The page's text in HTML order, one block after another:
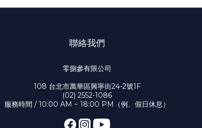
聯絡我們
零捌參有限公司
108 台北市萬華區興寧街24-2號1F
(02) 2552-1086
服務時間 / 10:00 AM ~ 18:00 PM（例、假日休息）